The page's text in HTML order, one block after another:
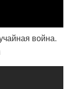
война.